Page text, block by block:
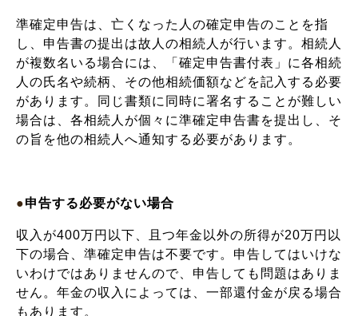
準確定申告は、亡くなった人の確定申告のことを指
し、申告書の提出は故人の相続人が行います。相続人
が複数名いる場合には、「確定申告書付表」に各相続
人の氏名や続柄、その他相続価額などを記入する必要
があります。同じ書類に同時に署名することが難しい
場合は、各相続人が個々に準確定申告書を提出し、そ
の旨を他の相続人へ通知する必要があります。
●申告する必要がない場合
収入が400万円以下、且つ年金以外の所得が20万円以
下の場合、準確定申告は不要です。申告してはいけな
いわけではありませんので、申告しても問題はありま
せん。年金の収入によっては、一部還付金が戻る場合
もあります。